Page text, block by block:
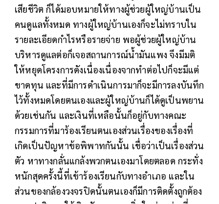
เสียชีวิต ก็ได้มอบหมายให้ทางผู้ช่วยผู้ใหญ่บ้านเป็น
คนดูแลทั้งหมด ทางผู้ใหญ่บ้านเองก็จะไม่ทราบใน
รายละเอียดกำไรหรือรายจ่าย พอผู้ช่วยผู้ใหญ่บ้าน
บริหารดูแลต่อก็เจอสถานการณ์น้ำมันแพง จึงมีมติ
ให้หยุดโครงการดังเนื่องเนื่องจากทำต่อไปก็จะมีแต่
ขาดทุน และที่มีการดำเนินการมาก็จะมีการลงบันทึก
ไว้ทั้งหมดโดยตนเองและผู้ใหญ่บ้านก็ได้ดูเป็นพยาน
ด้วยเช่นกัน และเงินที่เหลือนั้นก็อยู่กับทางคณะ
กรรมการที่มาร้องเรียนตนเองส่วนเรื่องของเรื่องที่
เกิดเป็นปัญหาข้อพิพาทกันนั้น เชื่อว่าเป็นเรื่องส่วน
ตัว หาทางกลั่นแกล้งพวกตนเองมาโดยตลอด กระทั่ง
หนักสุดครั้งนี้ที่เข้าร้องเรียนกับทางอำเภอ และใน
ส่วนของกล้องวงจรปิดนั้นตนเองก็มีการติดตั้งถูกต้อง